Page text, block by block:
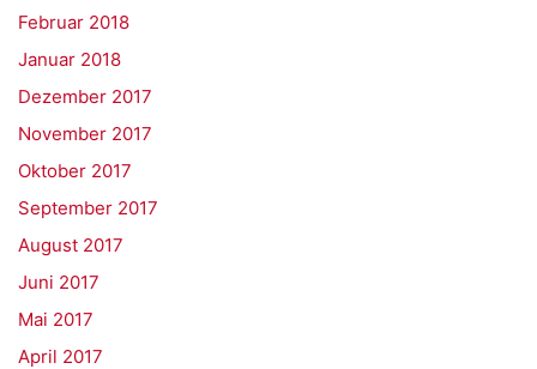
Februar 2018
Januar 2018
Dezember 2017
November 2017
Oktober 2017
September 2017
August 2017
Juni 2017
Mai 2017
April 2017